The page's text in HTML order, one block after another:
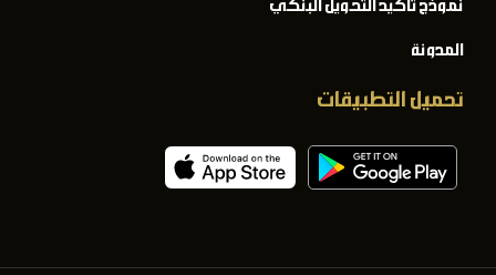
نموذج تأكيد التحويل البنكي
المدونة
تحميل التطبيقات